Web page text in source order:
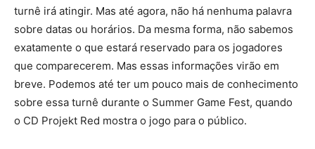
turnê irá atingir. Mas até agora, não há nenhuma palavra
sobre datas ou horários. Da mesma forma, não sabemos
exatamente o que estará reservado para os jogadores
que comparecerem. Mas essas informações virão em
breve. Podemos até ter um pouco mais de conhecimento
sobre essa turnê durante o Summer Game Fest, quando
o CD Projekt Red mostra o jogo para o público.